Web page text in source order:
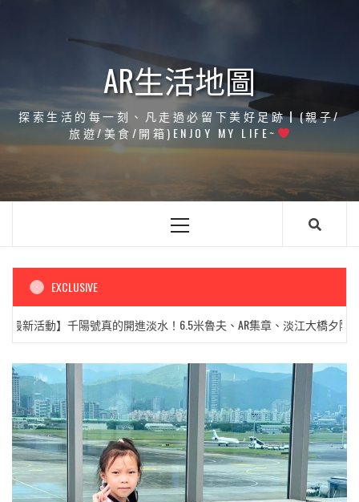
AR生活地圖
探索生活的每一刻、凡走過必留下美好足跡┃(親子/
旅遊/美食/開箱)ENJOY MY LIFE~
Primary
EXCLUSIVE
活動】千陽號真的開進淡水！6.5米魯夫、AR集章、淡江大橋夕陽一次